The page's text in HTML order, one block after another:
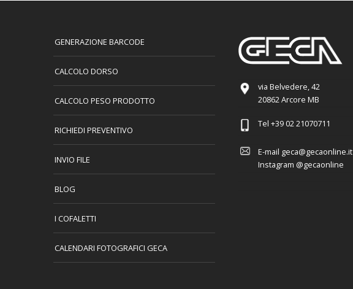
GENERAZIONE BARCODE
CALCOLO DORSO
CALCOLO PESO PRODOTTO
RICHIEDI PREVENTIVO
INVIO FILE
BLOG
I COFALETTI
CALENDARI FOTOGRAFICI GECA
via Belvedere, 42
20862 Arcore MB
Tel +39 02 21070711
E-mail geca@gecaonline.it
Instagram @gecaonline